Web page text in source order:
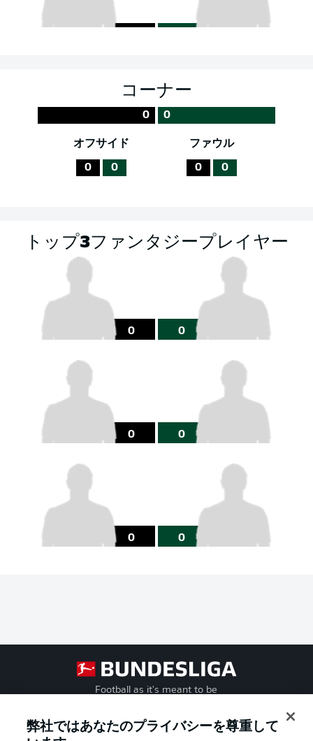
コーナー
0 0
オフサイド
0 0
ファウル
0 0
トップ3ファンタジープレイヤー
0 0
0 0
0 0
Football as it's meant to be
弊社ではあなたのプライバシーを尊重して